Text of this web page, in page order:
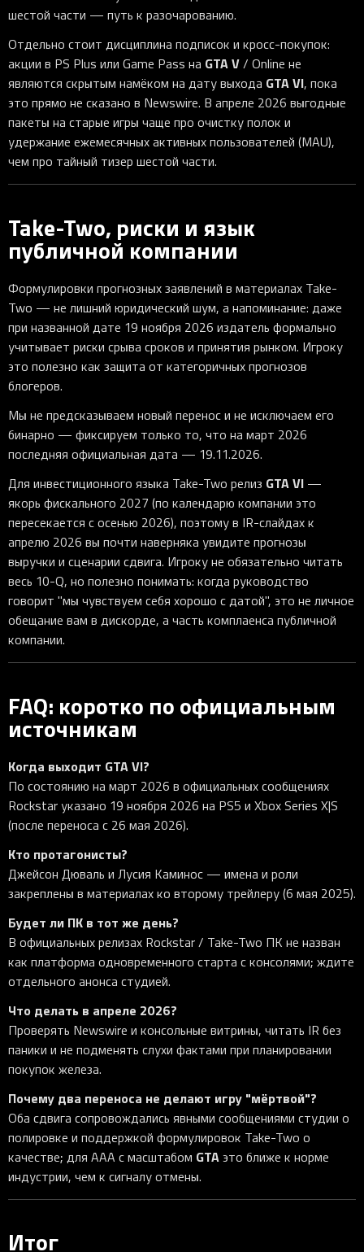
шестой части — путь к разочарованию.
Отдельно стоит дисциплина подписок и кросс-покупок:
акции в PS Plus или Game Pass на GTA V/ Online не
являются скрытым намёком на дату выхода GTA VI, пока
это прямо не сказано в Newswire. В апреле 2026 выгодные
пакеты на старые игры чаще про очистку полок и
удержание ежемесячных активных пользователей (MAU),
чем про тайный тизер шестой части.
Take-Two, риски и язык
публичной компании
Формулировки прогнозных заявлений в материалах Take-
Two — не лишний юридический шум, а напоминание: даже
при названной дате 19 ноября 2026 издатель формально
учитывает риски срыва сроков и принятия рынком. Игроку
это полезно как защита от категоричных прогнозов
блогеров.
Мы не предсказываем новый перенос и не исключаем его
бинарно — фиксируем только то, что на март 2026
последняя официальная дата — 19.11.2026.
Для инвестиционного языка Take-Two релиз GTA VI —
якорь фискального 2027 (по календарю компании это
пересекается с осенью 2026), поэтому в IR-слайдах к
апрелю 2026 вы почти наверняка увидите прогнозы
выручки и сценарии сдвига. Игроку не обязательно читать
весь 10-Q, но полезно понимать: когда руководство
говорит "мы чувствуем себя хорошо с датой", это не личное
обещание вам в дискорде, а часть комплаенса публичной
компании.
FAQ: коротко по официальным
источникам
Когда выходит GTA VI?
По состоянию на март 2026 в официальных сообщениях
Rockstar указано 19 ноября 2026 на PS5 и Xbox Series X|S
(после переноса с 26 мая 2026).
Кто протагонисты?
Джейсон Дюваль и Лусия Каминос — имена и роли
закреплены в материалах ко второму трейлеру (6 мая 2025).
Будет ли ПК в тот же день?
В официальных релизах Rockstar / Take-Two ПК не назван
как платформа одновременного старта с консолями; ждите
отдельного анонса студией.
Что делать в апреле 2026?
Проверять Newswire и консольные витрины, читать IR без
паники и не подменять слухи фактами при планировании
покупок железа.
Почему два переноса не делают игру "мёртвой"?
Оба сдвига сопровождались явными сообщениями студии о
полировке и поддержкой формулировок Take-Two о
качестве; для AAA с масштабом GTAэто ближе к норме
индустрии, чем к сигналу отмены.
Итог